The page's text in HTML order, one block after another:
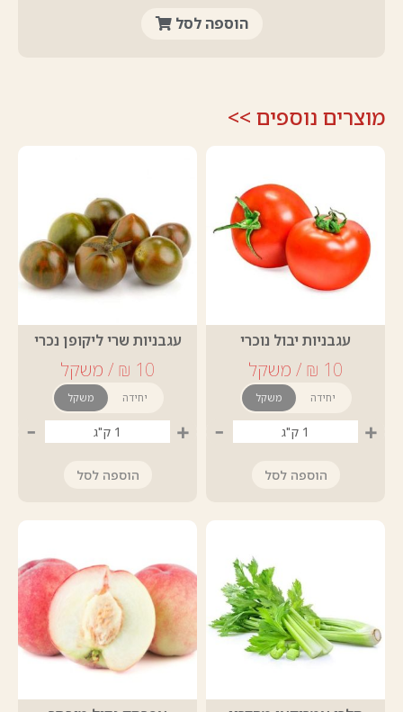
הוספה לסל
מוצרים נוספים >>
עגבניות יבול נוכרי
משקל יחידה
+
-
הוספה לסל
עגבניות שרי ליקופן נכרי
משקל יחידה
+
-
הוספה לסל